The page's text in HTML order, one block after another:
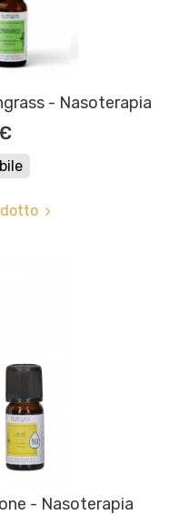
- Nasoterapia
- Nasoterapia